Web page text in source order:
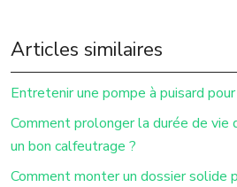
Articles similaires
Entretenir une pompe à puisard
Comment prolonger la durée de vie
un bon calfeutrage ?
Comment monter un dossier solide